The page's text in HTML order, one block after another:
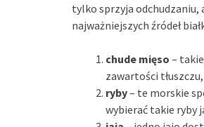
tylko sprzyja odchudzaniu,
najważniejszych źródeł
chude mięso –
zawartości tłuszczu,
ryby– te morskie
wybierać takie ryby